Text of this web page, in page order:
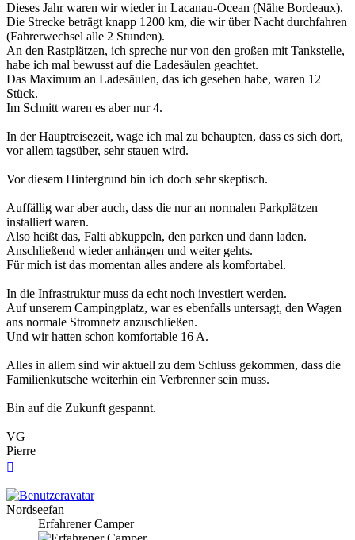
Dieses Jahr waren wir wieder in Lacanau-Ocean (Nähe Bordeaux).
Die Strecke beträgt knapp 1200 km, die wir über Nacht durchfahren
(Fahrerwechsel alle 2 Stunden).
An den Rastplätzen, ich spreche nur von den großen mit Tankstelle,
habe ich mal bewusst auf die Ladesäulen geachtet.
Das Maximum an Ladesäulen, das ich gesehen habe, waren 12
Stück.
Im Schnitt waren es aber nur 4.
In der Hauptreisezeit, wage ich mal zu behaupten, dass es sich dort,
vor allem tagsüber, sehr stauen wird.
Vor diesem Hintergrund bin ich doch sehr skeptisch.
Auffällig war aber auch, dass die nur an normalen Parkplätzen
installiert waren.
Also heißt das, Falti abkuppeln, den parken und dann laden.
Anschließend wieder anhängen und weiter gehts.
Für mich ist das momentan alles andere als komfortabel.
In die Infrastruktur muss da echt noch investiert werden.
Auf unserem Campingplatz, war es ebenfalls untersagt, den Wagen
ans normale Stromnetz anzuschließen.
Und wir hatten schon komfortable 16 A.
Alles in allem sind wir aktuell zu dem Schluss gekommen, dass die
Familienkutsche weiterhin ein Verbrenner sein muss.
Bin auf die Zukunft gespannt.
VG
Pierre
Nordseefan
Erfahrener Camper